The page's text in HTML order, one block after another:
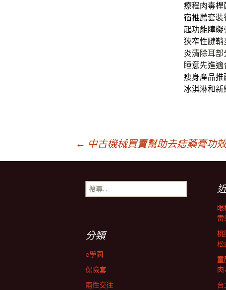
療程肉毒桿
宿推薦套裝
起功能障礙
狹窄性腱鞘
炎清除耳部
睡意先進
瘦身產品推
冰淇淋和新
← 中古機械買賣幫助去痣藥膏功
搜
尋
眼
雷
桃
松
童
肉
台
分類
e學園
保險套
兩性交往